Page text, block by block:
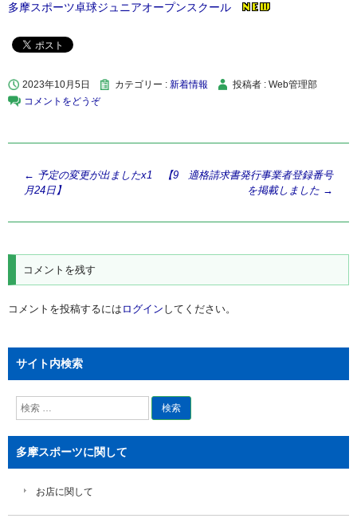
多摩スポーツ卓球ジュニアオープンスクール
2023年10月5日 カテゴリー : 新着情報
投稿者 : Web管理部
コメントをどうぞ
ナ
ゲ
ー
← 予定の変更が出ましたx1 【9
月24日】
適格請求書発行事業者登録番号
を掲載しました →
コメントを残す
コメントを投稿するには ログイン してください。
サイト内検索
検
索
多摩スポーツに関して
お店に関して